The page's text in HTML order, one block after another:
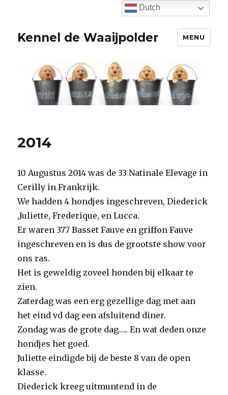
Kennel de Waaijpolder MENU
2014
10 Augustus 2014 was de 33 Natinale Elevage in
Cerilly in Frankrijk.
We hadden 4 hondjes ingeschreven, Diederick
,Juliette, Frederique, en Lucca.
Er waren 377 Basset Fauve en griffon Fauve
ingeschreven en is dus de grootste show voor
ons ras.
Het is geweldig zoveel honden bij elkaar te
zien.
Zaterdag was een erg gezellige dag met aan
het eind vd dag een afsluitend diner.
Zondag was de grote dag….. En wat deden onze
hondjes het goed.
Juliette eindigde bij de beste 8 van de open
klasse.
Diederick kreeg uitmuntend in de
Dutch